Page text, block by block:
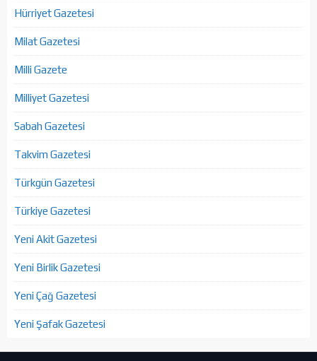
Hürriyet Gazetesi
Milat Gazetesi
Milli Gazete
Milliyet Gazetesi
Sabah Gazetesi
Takvim Gazetesi
Türkgün Gazetesi
Türkiye Gazetesi
Yeni Akit Gazetesi
Yeni Birlik Gazetesi
Yeni Çağ Gazetesi
Yeni Şafak Gazetesi